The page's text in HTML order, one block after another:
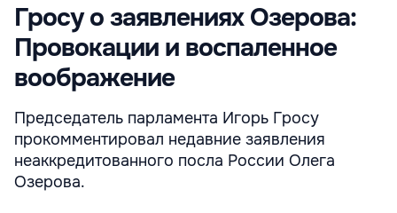
Гросу о заявлениях Озерова:
Провокации и воспаленное
воображение
Председатель парламента Игорь Гросу
прокомментировал недавние заявления
неаккредитованного посла России Олега
Озерова.